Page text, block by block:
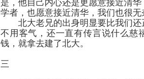
是，他自己内心还是更愿意接近清
学者，也愿意接近清华，我们也很无
北大老兄的出身明显要比我们还
不用客气，还一直有传言说什么慈
钱，就拿去建了北大。
三